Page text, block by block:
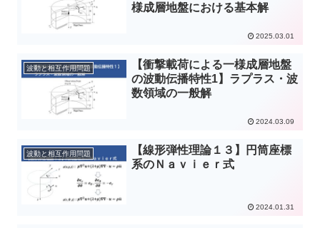
様成層地盤における基本解
2025.03.01
波動と相互作用問題
【衝撃載荷による一様成層地盤
の波動伝播特性1】ラプラス・波
数領域の一般解
2024.03.09
波動と相互作用問題
【線形弾性理論１３】円筒座標
系のＮａｖｉｅｒ式
2024.01.31